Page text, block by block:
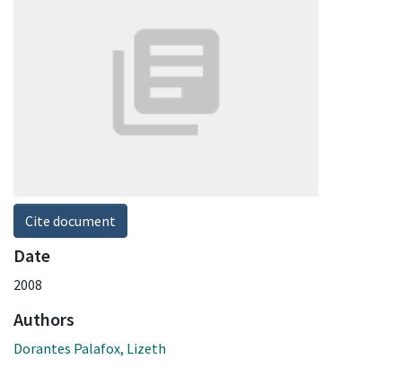
Cite document
Date
2008
Authors
Dorantes Palafox, Lizeth